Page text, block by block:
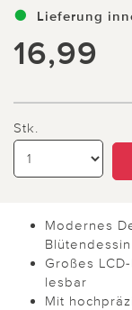
Lieferung
16,99
Stk.
Modernes
Großes
lesbar
Mit